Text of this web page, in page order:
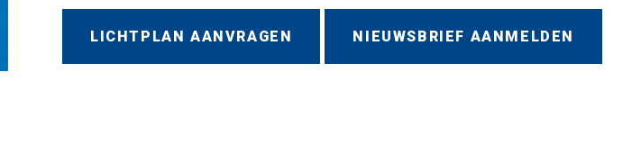
LICHTPLAN AANVRAGEN NIEUWSBRIEF AANMELDEN